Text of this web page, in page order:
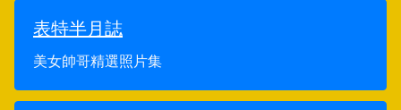
表特半月誌
美女帥哥精選照片集